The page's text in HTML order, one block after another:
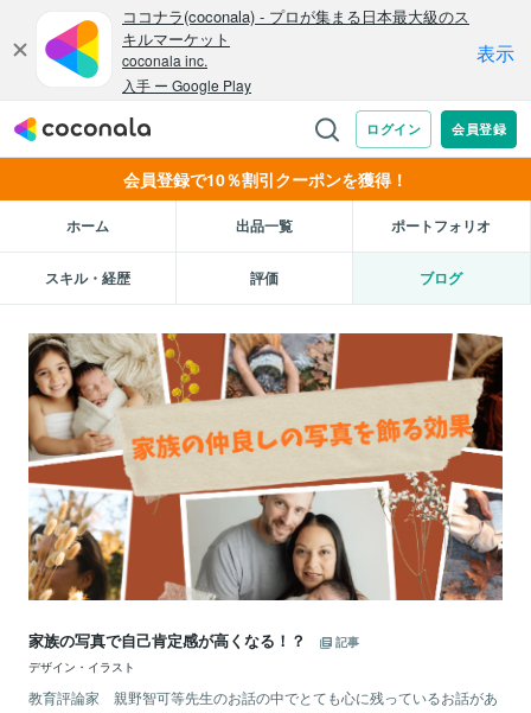
会員登録で10％割引クーポンを獲得！
ホーム 出品一覧 ポートフォリオ
スキル・経歴 評価 ブログ
家族の写真で自己肯定感が高くなる！？
記事
デザイン・イラスト
教育評論家 親野智可等先生のお話の中でとても心に残っているお話があ